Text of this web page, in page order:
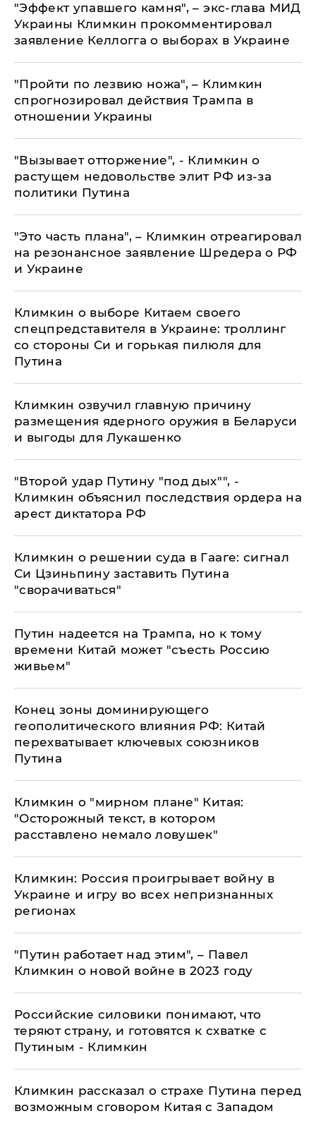
"Эффект упавшего камня", – экс-глава МИД
Украины Климкин прокомментировал
заявление Келлогга о выборах в Украине
"Пройти по лезвию ножа", – Климкин
спрогнозировал действия Трампа в
отношении Украины
​"Вызывает отторжение", - Климкин о
растущем недовольстве элит РФ из-за
политики Путина
"Это часть плана", – Климкин отреагировал
на резонансное заявление Шредера о РФ
и Украине
Климкин о выборе Китаем своего
спецпредставителя в Украине: троллинг
со стороны Си и горькая пилюля для
Путина
Климкин озвучил главную причину
размещения ядерного оружия в Беларуси
и выгоды для Лукашенко
​"Второй удар Путину "под дых"", -
Климкин объяснил последствия ордера на
арест диктатора РФ
Климкин о решении суда в Гааге: сигнал
Си Цзиньпину заставить Путина
"сворачиваться"
Путин надеется на Трампа, но к тому
времени Китай может "съесть Россию
живьем"
Конец зоны доминирующего
геополитического влияния РФ: Китай
перехватывает ключевых союзников
Путина
Климкин о "мирном плане" Китая:
"Осторожный текст, в котором
расставлено немало ловушек"
Климкин: Россия проигрывает войну в
Украине и игру во всех непризнанных
регионах
"Путин работает над этим", – Павел
Климкин о новой войне в 2023 году
Российские силовики понимают, что
теряют страну, и готовятся к схватке с
Путиным - Климкин
Климкин рассказал о страхе Путина перед
возможным сговором Китая с Западом